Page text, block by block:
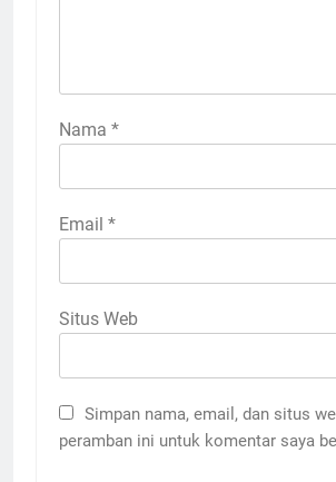
Nama *
Email *
Situs Web
Simpan nama, email, dan situs
peramban ini untuk komentar saya